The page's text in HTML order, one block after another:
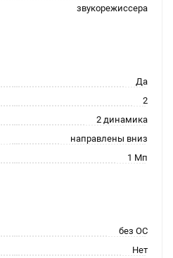
звукорежиссера
Да
2
2 динамика
направлены вниз
1 Мп
без ОС
Нет